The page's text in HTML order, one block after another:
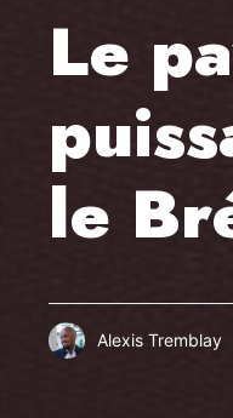
Le
le
Alexis Tremblay